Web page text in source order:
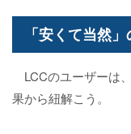
「安くて当然
LCCのユーザーは
果から紐解こう。